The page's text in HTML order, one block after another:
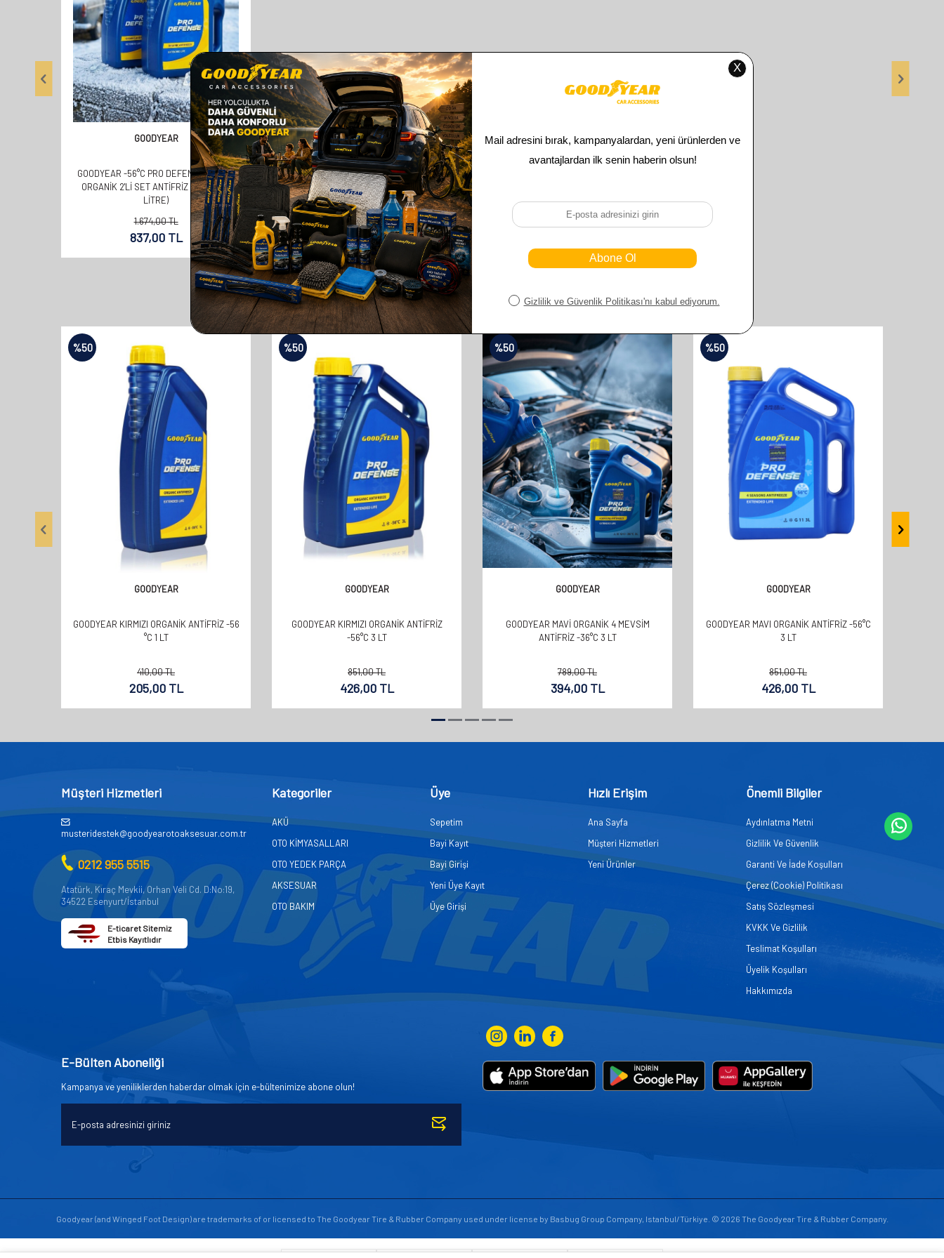
GOODYEAR
GOODYEAR -56°C PRO DEFENSE KIRMIZI
ORGANIK 2'Lİ SET ANTIFRIZ 3 LT (2 X 3
LITRE)
1.674,00TL
837,00TL
Benzer ürünler
%50
GOODYEAR
GOODYEAR KIRMIZI ORGANİK ANTİFRİZ -56
°C 1 LT
410,00TL
205,00TL
%50
GOODYEAR
GOODYEAR KIRMIZI ORGANİK ANTİFRİZ
-56°C 3 LT
851,00TL
426,00TL
%50
GOODYEAR
GOODYEAR MAVİ ORGANİK 4 MEVSİM
ANTİFRİZ -36°C 3 LT
789,00TL
394,00TL
%50
GOODYEAR
GOODYEAR MAVI ORGANİK ANTİFRİZ -56°C
3 LT
851,00TL
426,00TL
Müşteri Hizmetleri
musteridestek@goodyearotoaksesuar.com.tr
0212 955 5515
Atatürk, Kıraç Mevkii, Orhan Veli Cd. D:No:19,
34522 Esenyurt/İstanbul
E-ticaret Sitemiz
Etbis Kayıtlıdır
Kategoriler
AKÜ
OTO KİMYASALLARI
OTO YEDEK PARÇA
AKSESUAR
OTO BAKIM
Üye
Sepetim
Bayi Kayıt
Bayi Girişi
Yeni Üye Kayıt
Üye Girişi
Hızlı Erişim
Ana Sayfa
Müşteri Hizmetleri
Yeni Ürünler
Önemli Bilgiler
Aydınlatma Metni
Gizlilik Ve Güvenlik
Garanti Ve İade Koşulları
Çerez (Cookie) Politikası
Satış Sözleşmesi
KVKK Ve Gizlilik
Teslimat Koşulları
Üyelik Koşulları
Hakkımızda
E-Bülten Aboneliği
Kampanya ve yeniliklerden haberdar olmak için e-bültenimize abone olun!
Goodyear (and Winged Foot Design) are trademarks of or licensed to The Goodyear Tire & Rubber Company used under license by Basbug Group Company, Istanbul/Türkiye. © 2026 The Goodyear Tire & Rubber Company.